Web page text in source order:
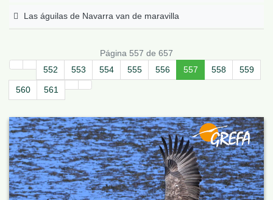
Las águilas de Navarra van de maravilla
552 553 554 555 556 557 558 559
560 561
Página 557 de 657